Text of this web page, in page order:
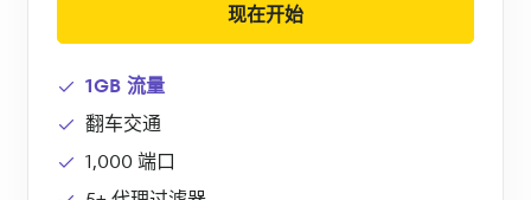
现在开始
1GB 流量
翻车交通
1,000 端口